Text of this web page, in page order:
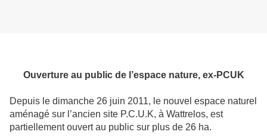
Ouverture au public de l’espace nature, ex-PCUK
Depuis le dimanche 26 juin 2011, le nouvel espace naturel
aménagé sur l’ancien site P.C.U.K, à Wattrelos, est
partiellement ouvert au public sur plus de 26 ha.